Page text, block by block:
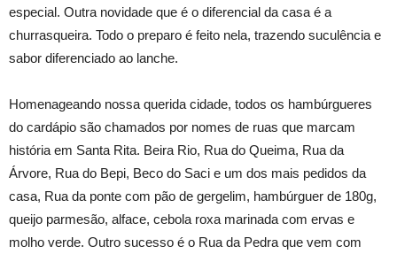
especial. Outra novidade que é o diferencial da casa é a
churrasqueira. Todo o preparo é feito nela, trazendo suculência e
sabor diferenciado ao lanche.
Homenageando nossa querida cidade, todos os hambúrgueres
do cardápio são chamados por nomes de ruas que marcam
história em Santa Rita. Beira Rio, Rua do Queima, Rua da
Árvore, Rua do Bepi, Beco do Saci e um dos mais pedidos da
casa, Rua da ponte com pão de gergelim, hambúrguer de 180g,
queijo parmesão, alface, cebola roxa marinada com ervas e
molho verde. Outro sucesso é o Rua da Pedra que vem com